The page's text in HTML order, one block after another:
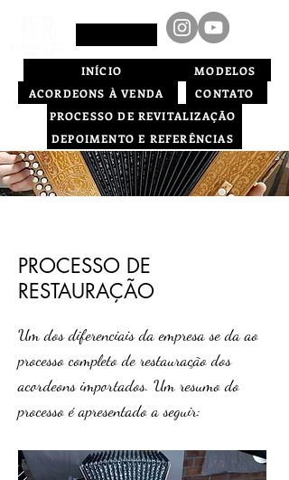
MODELOS
INÍCIO
ACORDEONS À VENDA
CONTATO
DEPOIMENTO E REFERÊNCIAS
PROCESSO DE REVITALIZAÇÃO
PROCESSO DE
RESTAURAÇÃO
Um dos diferenciais da empresa se da ao
processo completo de restauração dos
acordeons importados. Um resumo do
processoé apresentado a seguir: